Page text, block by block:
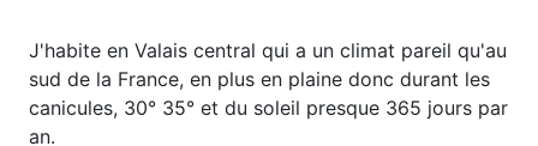
J'habite en Valais central qui a un climat pareil qu'au
sud de la France, en plus en plaine donc durant les
canicules, 30° 35° et du soleil presque 365 jours par
an.